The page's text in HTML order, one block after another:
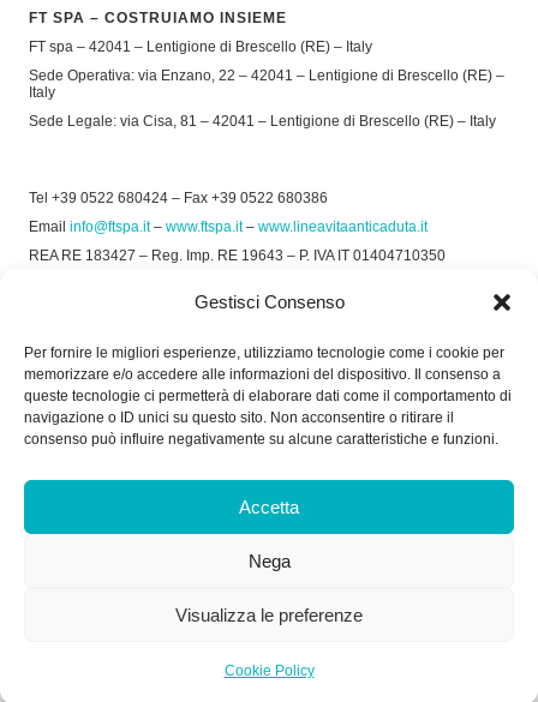
Gestisci Consenso
Per fornire le migliori esperienze, utilizziamo tecnologie come i cookie per
memorizzare e/o accedere alle informazioni del dispositivo. Il consenso a
queste tecnologie ci permetterà di elaborare dati come il comportamento di
navigazione o ID unici su questo sito. Non acconsentire o ritirare il
consenso può influire negativamente su alcune caratteristiche e funzioni.
Accetta
Nega
Visualizza le preferenze
Cookie Policy
FT SPA – COSTRUIAMO INSIEME
FT spa – 42041 – Lentigione di Brescello (RE) – Italy
Sede Operativa: via Enzano, 22 – 42041 – Lentigione di Brescello (RE) –
Italy
Sede Legale: via Cisa, 81 – 42041 – Lentigione di Brescello (RE) – Italy
Tel +39 0522 680424 – Fax +39 0522 680386
Email info@ftspa.it– www.ftspa.it– www.lineavitaanticaduta.it
REA RE 183427 – Reg. Imp. RE 19643 – P. IVA IT 01404710350
Privacy Policy–Cookie Policy
SOCIAL
Dal Lunedì al Venerdì: 8.00/12.30 - 13.30/17.30
Dal Lunedì al Venerdì: 7.30/11.30 - 13.30/17.00